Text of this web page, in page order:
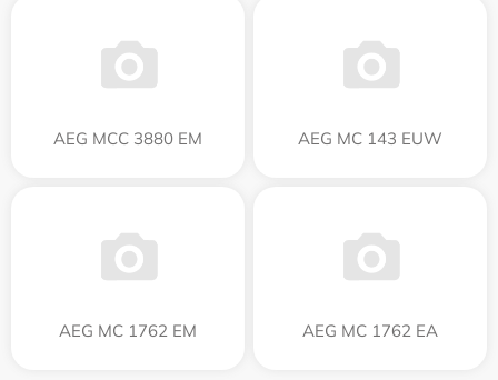
AEG MCC 3880 EM AEG MC 143 EUW
AEG MC 1762 EM AEG MC 1762 EA